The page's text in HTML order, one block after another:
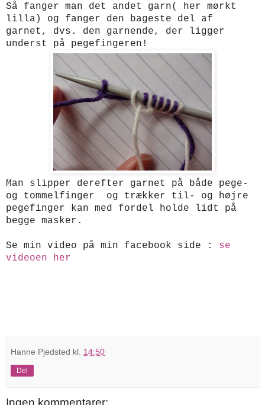
Så fanger man det andet garn( her mørkt
lilla) og fanger den bageste del af
garnet, dvs. den garnende, der ligger
underst på pegefingeren!
Man slipper derefter garnet på både pege-
og tommelfinger og trækker til- og højre
pegefinger kan med fordel holde lidt på
begge masker.
Se min video på min facebook side : se
videoen her
Hanne Pjedsted kl. 14:50
Del
Ingen kommentarer: